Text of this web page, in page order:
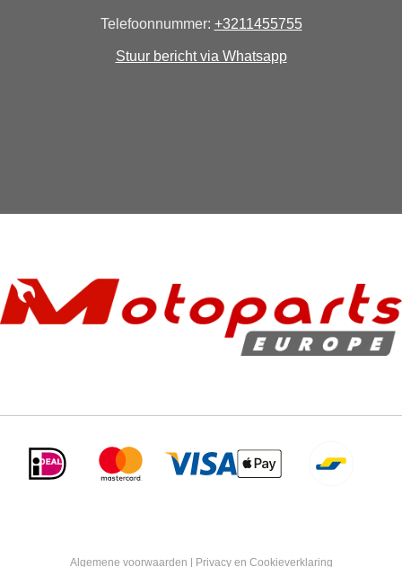
Telefoonnummer: +3211455755
Stuur bericht via Whatsapp
Algemene voorwaarden Privacy en Cookieverklaring